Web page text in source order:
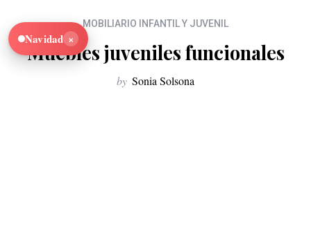
MOBILIARIO INFANTIL Y JUVENIL
Muebles juveniles funcionales
by Sonia Solsona
Navidad ×